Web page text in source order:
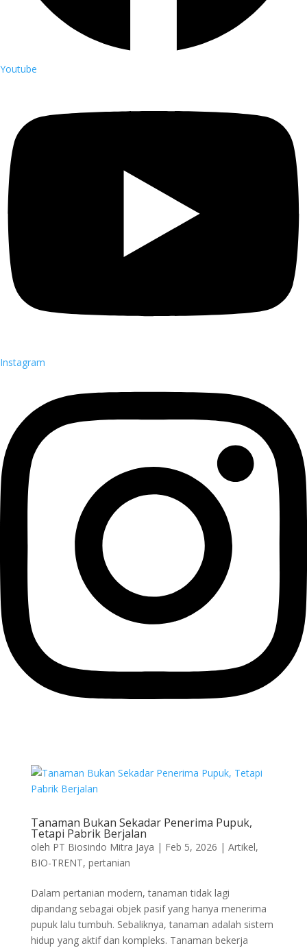
Youtube
Instagram
Tanaman Bukan Sekadar Penerima Pupuk,
Tetapi Pabrik Berjalan
oleh PT Biosindo Mitra Jaya | Feb 5, 2026 | Artikel,
BIO-TRENT, pertanian
Dalam pertanian modern, tanaman tidak lagi
dipandang sebagai objek pasif yang hanya menerima
pupuk lalu tumbuh. Sebaliknya, tanaman adalah sistem
hidup yang aktif dan kompleks. Tanaman bekerja